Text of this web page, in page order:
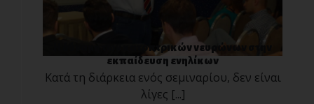
Η δύναμη των κατοπτρικών νευρώνων στην
εκπαίδευση ενηλίκων
Κατά τη διάρκεια ενός σεμιναρίου, δεν είναι
λίγες [...]